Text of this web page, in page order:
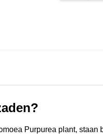
Purpurea plant,